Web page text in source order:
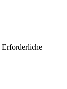
Erforderliche